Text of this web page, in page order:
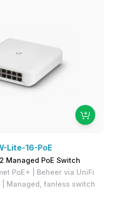
Lite-16-PoE
Managed PoE Switch
PoE+ | Beheer via UniFi
Managed, fanless switch